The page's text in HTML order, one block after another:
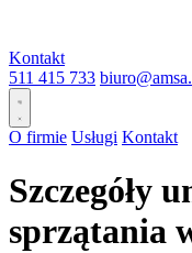
Kontakt
511 415 733
O firmie Usługi Kontakt
Szczegóły
sprzątania